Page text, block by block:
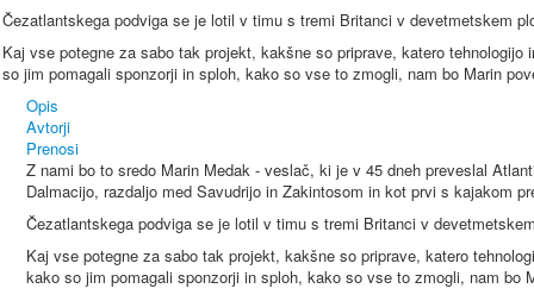
Čezatlantskega podviga se je lotil v timu s tremi Britanci v devetmetskem
Kaj vse potegne za sabo tak projekt, kakšne so priprave, katero
so jim pomagali sponzorji in sploh, kako so vse to zmogli, nam bo Marin
Opis
Avtorji
Prenosi
Z nami bo to sredo Marin Medak - veslač, ki je v 45 dneh preveslal
Dalmacijo, razdaljo med Savudrijo in Zakintosom in kot prvi s kajakom
Čezatlantskega podviga se je lotil v timu s tremi Britanci v
Kaj vse potegne za sabo tak projekt, kakšne so priprave, katero
kako so jim pomagali sponzorji in sploh, kako so vse to zmogli, nam bo